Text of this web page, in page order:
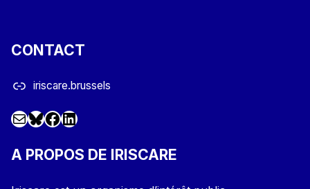
CONTACT
iriscare.brussels
Mail
@iriscare.bsky.social Facebook LinkedIn
A PROPOS DE IRISCARE